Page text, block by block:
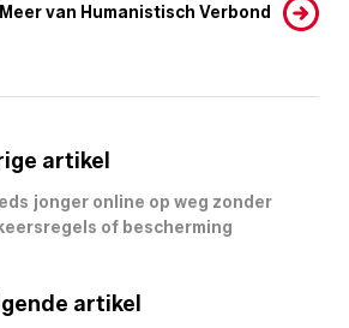
Meer van Humanistisch Verbond
artikel
jonger online op weg zonder
of bescherming
artikel